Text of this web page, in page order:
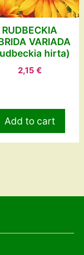
RUDBECKIA
VARIADA
hirta)
2,15 €
Add to cart